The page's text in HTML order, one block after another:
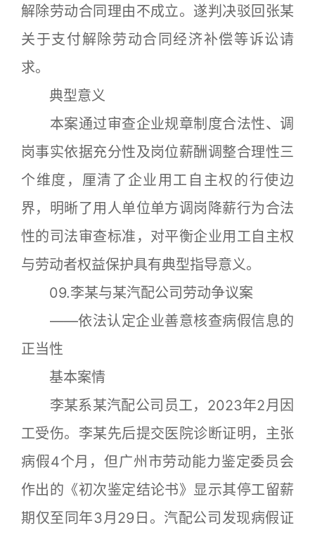
解除劳动合同理由不成立。遂判决驳回张某
关于支付解除劳动合同经济补偿等诉讼请
求。
典型意义
本案通过审查企业规章制度合法性、调
岗事实依据充分性及岗位薪酬调整合理性三
个维度，厘清了企业用工自主权的行使边
界，明晰了用人单位单方调岗降薪行为合法
性的司法审查标准，对平衡企业用工自主权
与劳动者权益保护具有典型指导意义。
09.李某与某汽配公司劳动争议案
——依法认定企业善意核查病假信息的
正当性
基本案情
李某系某汽配公司员工，2023年2月因
工受伤。李某先后提交医院诊断证明，主张
病假4个月，但广州市劳动能力鉴定委员会
作出的《初次鉴定结论书》显示其停工留薪
期仅至同年3月29日。汽配公司发现病假证